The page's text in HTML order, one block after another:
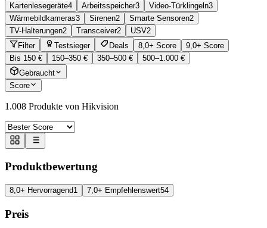
Kartenlesegeräte4 Arbeitsspeicher3 Video-Türklingeln3
Wärmebildkameras3 Sirenen2 Smarte Sensoren2
TV-Halterungen2 Transceiver2 USV2
Filter
Testsieger Deals 8,0+ Score
9,0+ Score
Bis 150 €
150–350 € 350–500 €
500–1.000 €
Gebraucht
Score
1.008 Produkte von Hikvision
Produktbewertung
8,0+ Hervorragend1 7,0+ Empfehlenswert54
Preis